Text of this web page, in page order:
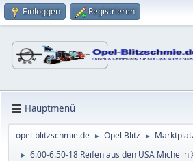
Einloggen Registrieren
Hauptmenü
opel-blitzschmie.de ► Opel Blitz ►
► 6.00-6.50-18 Reifen aus den USA Michelin